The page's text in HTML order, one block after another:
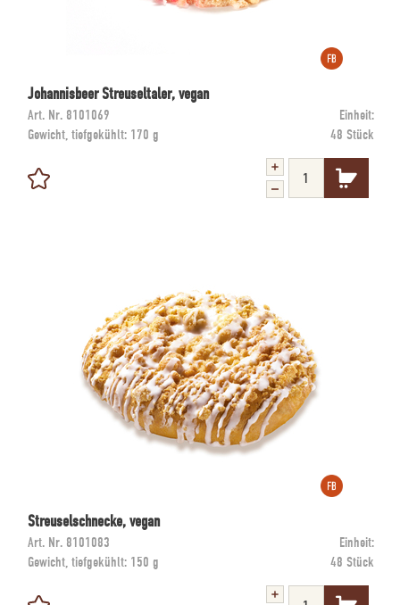
Johannisbeer Streuseltaler, vegan
Art. Nr. 8101069
Einheit:
Gewicht, tiefgekühlt: 170 g 48 Stück
Streuselschnecke, vegan
Art. Nr. 8101083
Einheit:
Gewicht, tiefgekühlt: 150 g 48 Stück